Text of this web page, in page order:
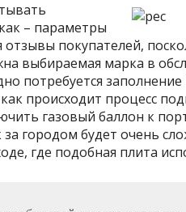
– параметры
покупателей,
выбираемая марка в
потребуется
происходит процесс
газовый баллон к
городом будет очень
где подобная плита